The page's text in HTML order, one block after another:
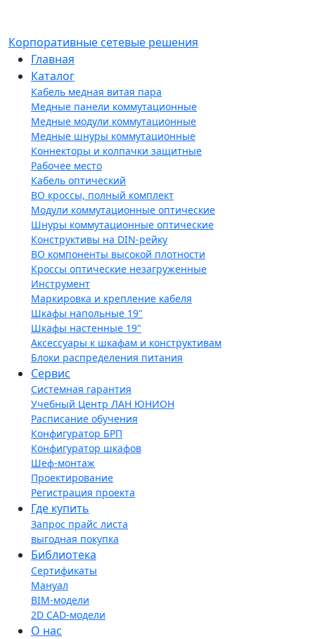
Корпоративные сетевые решения
Главная
Каталог
Кабель медная витая пара
Медные панели коммутационные
Медные модули коммутационные
Медные шнуры коммутационные
Коннекторы и колпачки защитные
Рабочее место
Кабель оптический
ВО кроссы, полный комплект
Модули коммутационные оптические
Шнуры коммутационные оптические
Конструктивы на DIN-рейку
ВО компоненты высокой плотности
Кроссы оптические незагруженные
Инструмент
Маркировка и крепление кабеля
Шкафы напольные 19"
Шкафы настенные 19"
Аксессуары к шкафам и конструктивам
Блоки распределения питания
Сервис
Системная гарантия
Учебный Центр ЛАН ЮНИОН
Расписание обучения
Конфигуратор БРП
Конфигуратор шкафов
Шеф-монтаж
Проектирование
Регистрация проекта
Где купить
Запрос прайс листа
выгодная покупка
Библиотека
Сертификаты
Мануал
BIM-модели
2D CAD-модели
О нас